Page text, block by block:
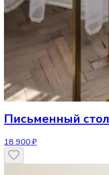
Письменный стол
18 900 ₽